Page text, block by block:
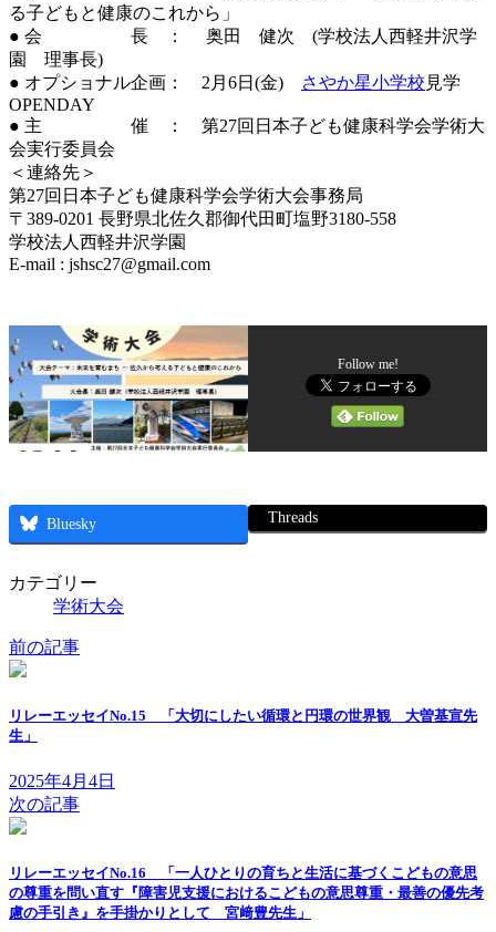
る子どもと健康のこれから」
● 会 長 ： 奥田 健次 (学校法人西軽井沢学
園 理事長)
● オプショナル企画： 2月6日(金)
さやか星小学校 見学
OPENDAY
● 主 催 ： 第27回日本子ども健康科学会学術大
会実行委員会
＜連絡先＞
第27回日本子ども健康科学会学術大会事務局
〒389-0201 長野県北佐久郡御代田町塩野3180-558
学校法人西軽井沢学園
E-mail : jshsc27@gmail.com
Follow me!
Bluesky Threads
カテゴリー
学術大会
前の記事
リレーエッセイNo.15 「大切にしたい循環と円環の世界観 大曽基宣先
生」
2025年4月4日
次の記事
リレーエッセイNo.16 「一人ひとりの育ちと生活に基づくこどもの意思
の尊重を問い直す『障害児支援におけるこどもの意思尊重・最善の優先考
慮の手引き』を手掛かりとして 宮﨑豊先生」